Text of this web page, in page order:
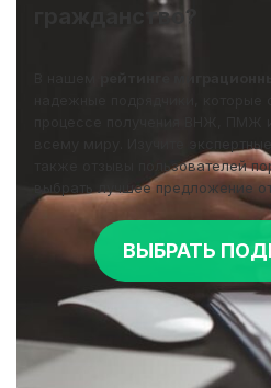
гражданство?
всему миру. Изучите
также отзывы пользователей
выбрать лучшее предложение
ВЫБРАТЬ